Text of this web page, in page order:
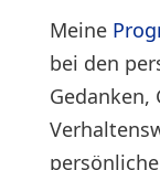
Meine
bei den
Gedanken,